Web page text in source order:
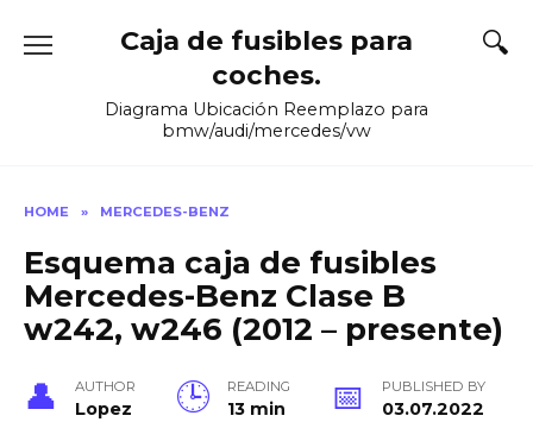
Caja de fusibles para
coches.
Diagrama Ubicación Reemplazo para
bmw/audi/mercedes/vw
HOME » MERCEDES-BENZ
Esquema caja de fusibles
Mercedes-Benz Clase B
w242, w246 (2012 – presente)
AUTHOR
Lopez
READING
13 min
PUBLISHED BY
03.07.2022